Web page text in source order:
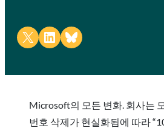
Share on X Share on LinkedIn
Share on Bluesky
Microsoft의 모든 변화. 회사는
번호 삭제가 현실화됨에 따라